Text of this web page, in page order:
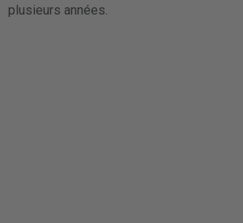
plusieurs années.